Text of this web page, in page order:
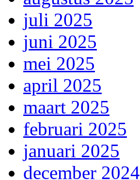
juli 2025
juni 2025
mei 2025
april 2025
maart 2025
februari 2025
januari 2025
december 2024